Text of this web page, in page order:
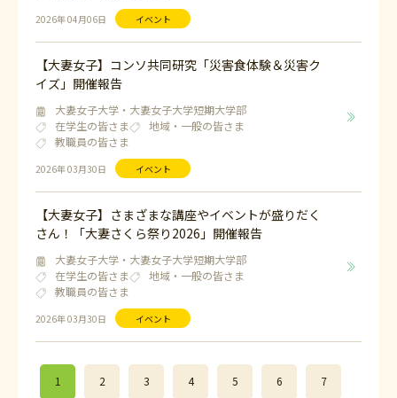
2026年 04月06日 イベント
2026年 03月30日 イベント
【大妻女子】コンソ共同研究「災害食体験＆災害ク
イズ」開催報告
大妻女子大学・大妻女子大学短期大学部
在学生の皆さま
地域・一般の皆さま
教職員の皆さま
2026年 03月30日 イベント
【大妻女子】さまざまな講座やイベントが盛りだく
さん！「大妻さくら祭り2026」開催報告
大妻女子大学・大妻女子大学短期大学部
在学生の皆さま
地域・一般の皆さま
教職員の皆さま
1 2 3 4 5 6 7